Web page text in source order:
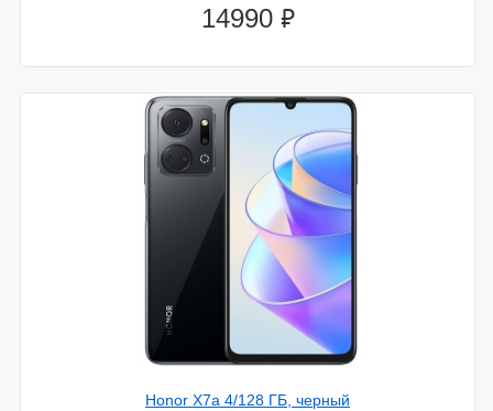
14990 ⃏
Honor X7a 4/128 ГБ, черный